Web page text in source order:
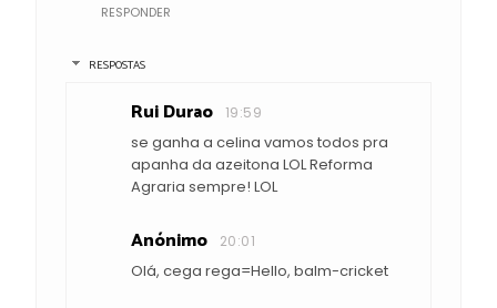
RESPONDER
RESPOSTAS
Rui Durao 19:59
se ganha a celina vamos todos pra
apanha da azeitona LOL Reforma
Agraria sempre! LOL
Anónimo 20:01
Olá, cega rega=Hello, balm-cricket